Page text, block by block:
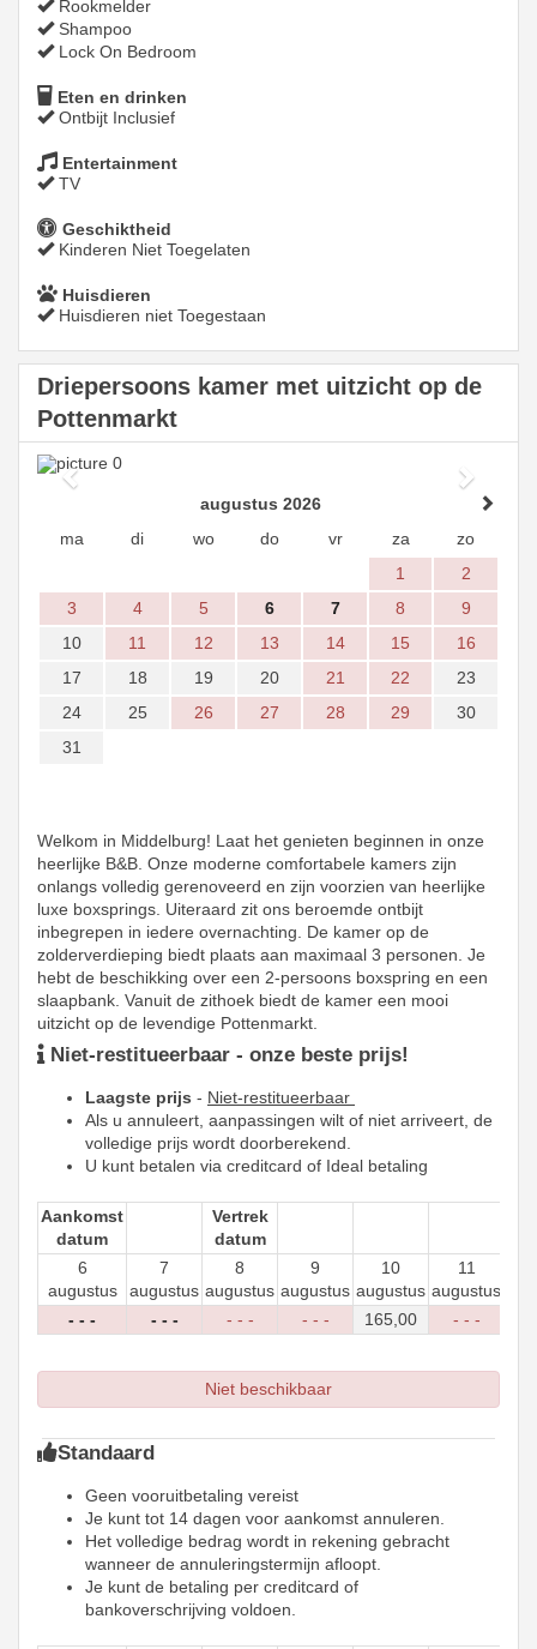
Rookmelder
Shampoo
Lock On Bedroom
Eten en drinken
Ontbijt Inclusief
Entertainment
TV
Geschiktheid
Kinderen Niet Toegelaten
Huisdieren
Huisdieren niet Toegestaan
Driepersoons kamer met uitzicht op de
Pottenmarkt
Previous
Next
augustus 2026
ma
di wo do vr za
zo
1
2
3
4 5 6 7 8
9
10
11 12 13 14 15
16
17
18 19 20 21 22
23
24
25 26 27 28 29
30
31
Welkom in Middelburg! Laat het genieten beginnen in onze
heerlijke B&B. Onze moderne comfortabele kamers zijn
onlangs volledig gerenoveerd en zijn voorzien van heerlijke
luxe boxsprings. Uiteraard zit ons beroemde ontbijt
inbegrepen in iedere overnachting. De kamer op de
zolderverdieping biedt plaats aan maximaal 3 personen. Je
hebt de beschikking over een 2-persoons boxspring en een
slaapbank. Vanuit de zithoek biedt de kamer een mooi
uitzicht op de levendige Pottenmarkt.
Niet-restitueerbaar - onze beste prijs!
Laagste prijs - Niet-restitueerbaar
Als u annuleert, aanpassingen wilt of niet arriveert, de
volledige prijs wordt doorberekend.
U kunt betalen via creditcard of Ideal betaling
Aankomst
datum
Vertrek
datum
6
augustus
7
augustus
8
augustus
9
augustus
10
augustus
11
augustus
- - -
- - - - - - - - - 165 ,00 - - -
Niet beschikbaar
Standaard
Geen vooruitbetaling vereist
Je kunt tot 14 dagen voor aankomst annuleren.
Het volledige bedrag wordt in rekening gebracht
wanneer de annuleringstermijn afloopt.
Je kunt de betaling per creditcard of
bankoverschrijving voldoen.